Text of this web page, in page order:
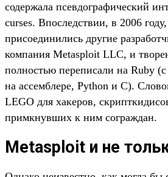
содержала псевдографический
curses. Впоследствии, в 2006
присоединились другие
компания Metasploit LLC, и
полностью переписали на Ruby
на ассемблере, Python и C).
LEGO для хакеров,
примкнувших к ним сограждан.
Metasploit и не